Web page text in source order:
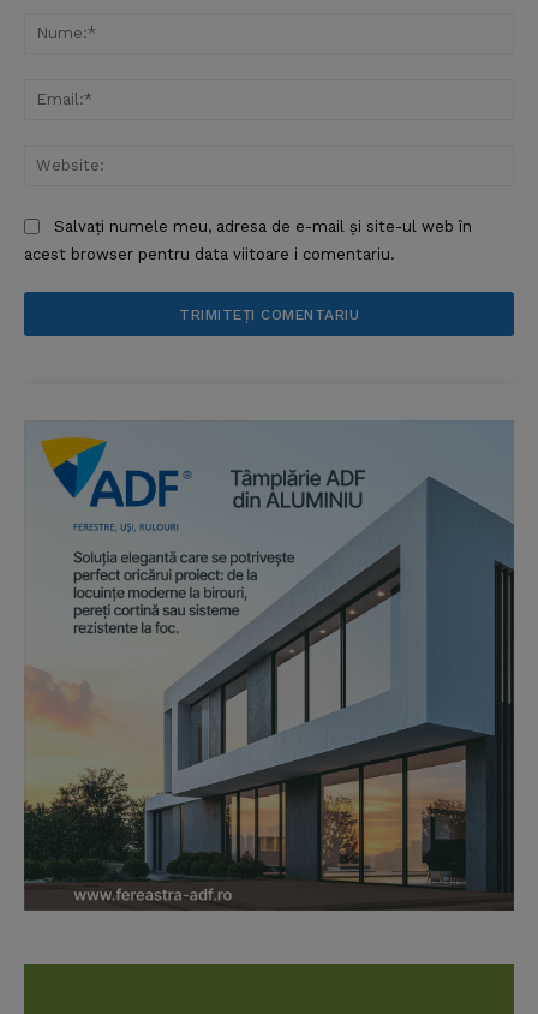
Salvați numele meu, adresa de e-mail și site-ul web în
acest browser pentru data viitoare i comentariu.